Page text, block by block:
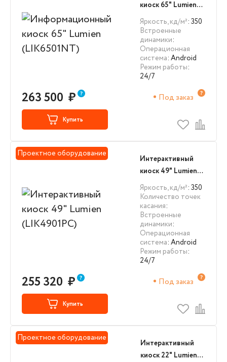
киоск 65" Lumien
(LIK6501NT)
Яркость, кд/м²: 350
Встроенные
динамики:
Операционная
система: Android
Режим работы:
24/7
263 500 ₽ Под заказ
Купить
Проектное оборудование
Интерактивный
киоск 49" Lumien
(LIK4901PC)
Яркость, кд/м²: 350
Количество точек
касания:
Встроенные
динамики:
Операционная
система: Android
Режим работы:
24/7
255 320 ₽ Под заказ
Купить
Проектное оборудование
Интерактивный
киоск 22" Lumien